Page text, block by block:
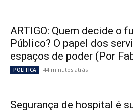
ARTIGO: Quem decide o
Público? O papel dos
espaços de poder (Por
POLÍTICA 44 minutos atrás
Segurança de hospital é